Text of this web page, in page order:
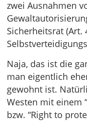
zwei Ausnahmen
Sicherheitsrat (Art.
Naja, das ist die
man eigentlich
gewohnt ist.
Westen mit einem
bzw. “Right to